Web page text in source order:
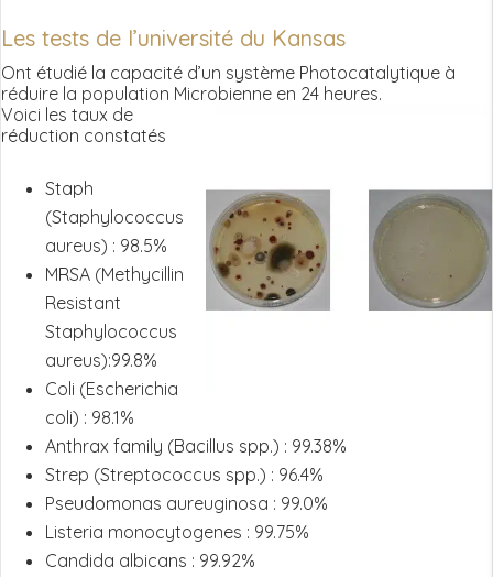
Les tests de l’université du Kansas
Ont étudié la capacité d’un système Photocatalytique à
réduire la population Microbienne en 24 heures.
Voici les taux de
réduction constatés
Staph
(Staphylococcus
aureus) : 98.5%
MRSA (Methycillin
Resistant
Staphylococcus
aureus):99.8%
Coli (Escherichia
coli) : 98.1%
Anthrax family (Bacillus spp.) : 99.38%
Strep (Streptococcus spp.) : 96.4%
Pseudomonas aureuginosa : 99.0%
Listeria monocytogenes : 99.75%
Candida albicans : 99.92%